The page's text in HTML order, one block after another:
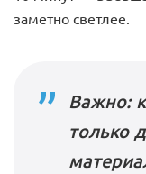
заметно светлее.
Важно:
только